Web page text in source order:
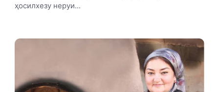
ҳосилхезу неруи...